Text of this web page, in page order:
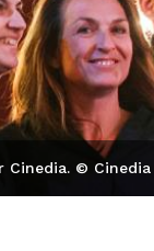
Cinedia. © Cinedia